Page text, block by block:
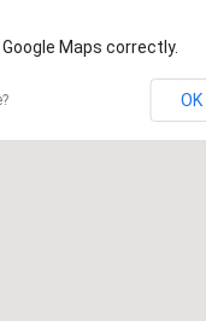
Maps correctly.
OK